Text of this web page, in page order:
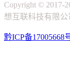
Copyright © 2017-
想互联科技有限公
黔ICP备17005668